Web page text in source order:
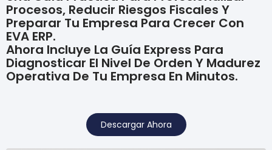
Procesos, Reducir Riesgos Fiscales Y
Preparar Tu Empresa Para Crecer Con
EVA ERP.
Ahora Incluye La Guía Express Para
Diagnosticar El Nivel De Orden Y Madurez
Operativa De Tu Empresa En Minutos.
Descargar Ahora